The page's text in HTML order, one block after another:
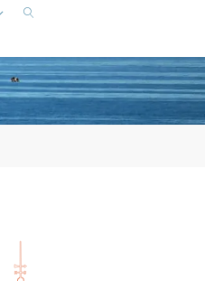
SEARCH